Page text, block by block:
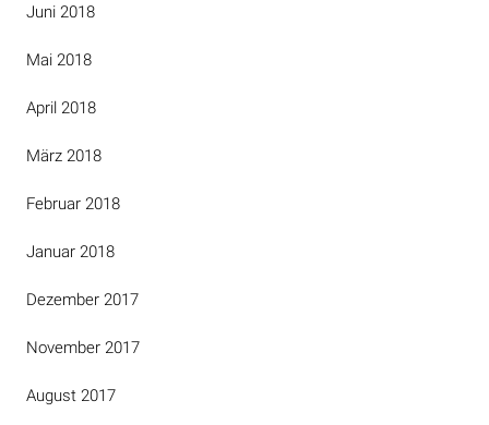
Juni 2018
Mai 2018
April 2018
März 2018
Februar 2018
Januar 2018
Dezember 2017
November 2017
August 2017